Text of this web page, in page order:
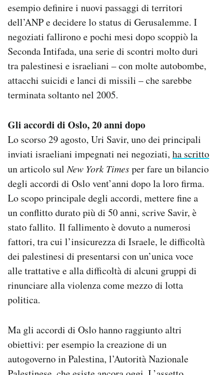
esempio definire i nuovi passaggi di territori
dell’ANP e decidere lo status di Gerusalemme. I
negoziati fallirono e pochi mesi dopo scoppiò la
Seconda Intifada, una serie di scontri molto duri
tra palestinesi e israeliani – con molte autobombe,
attacchi suicidi e lanci di missili – che sarebbe
terminata soltanto nel 2005.
Gli accordi di Oslo, 20 anni dopo
Lo scorso 29 agosto, Uri Savir, uno dei principali
inviati israeliani impegnati nei negoziati, ha scritto
un articolo sulNew York Timesper fare un bilancio
degli accordi di Oslo vent’anni dopo la loro firma.
Lo scopo principale degli accordi, mettere fine a
un conflitto durato più di 50 anni, scrive Savir, è
stato fallito. Il fallimento è dovuto a numerosi
fattori, tra cui l’insicurezza di Israele, le difficoltà
dei palestinesi di presentarsi con un’unica voce
alle trattative e alla difficoltà di alcuni gruppi di
rinunciare alla violenza come mezzo di lotta
politica.
Ma gli accordi di Oslo hanno raggiunto altri
obiettivi: per esempio la creazione di un
autogoverno in Palestina, l’Autorità Nazionale